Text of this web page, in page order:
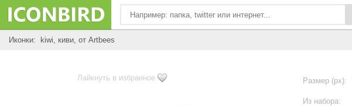
Иконки: kiwi, киви, от Artbees
Лайкнуть в избранное Размер (px):
Из набора: